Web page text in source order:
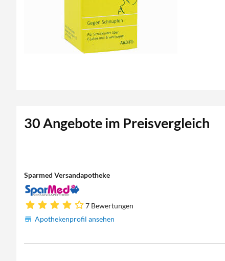
30 Angebote im Preisvergleich
Sparmed Versandapotheke
7 Bewertungen
Apothekenprofil ansehen